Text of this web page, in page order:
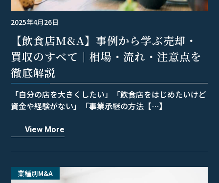
2025年4月26日
【飲食店M&A】事例から学ぶ売却・
買収のすべて｜相場・流れ・注意点を
徹底解説
「自分の店を大きくしたい」「飲食店をはじめたいけど
資金や経験がない」「事業承継の方法【…】
View More
業種別M&A